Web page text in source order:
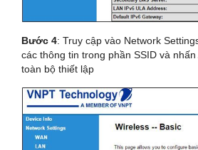
Bước 4: Truy cập vào Network
các thông tin trong phần SSID và
toàn bộ thiết lập